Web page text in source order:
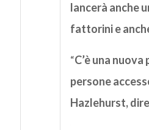
lancerà anche
fattorini e
“C’è una
persone
Hazlehurst,